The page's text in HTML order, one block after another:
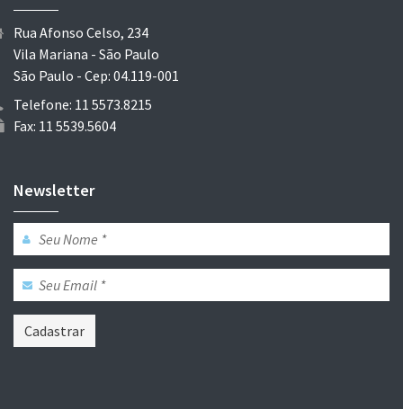
Rua Afonso Celso, 234
Vila Mariana - São Paulo
São Paulo - Cep: 04.119-001
Telefone: 11 5573.8215
Fax: 11 5539.5604
Newsletter